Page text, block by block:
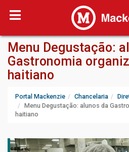
Menu Degustação:
Gastronomia
haitiano
Portal Mackenzie Chancelaria
Menu Degustação: alunos da
haitiano